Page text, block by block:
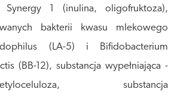
Synergy 1 (inulina, oligofruktoza),
bakterii kwasu mlekowego
(LA-5) i Bifidobacterium
(BB-12), substancja wypełniająca -
substancja